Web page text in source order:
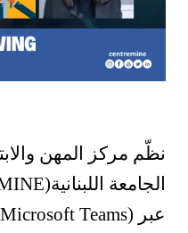
نظّم مركز المهن